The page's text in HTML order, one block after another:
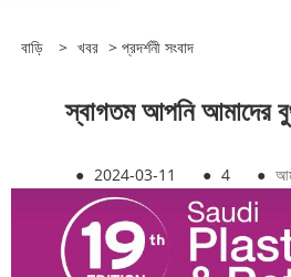
বাড়ি > খবর > প্রদর্শনী সংবাদ
স্বাগতম আপনি আমাদের
● 2024-03-11 ● 4 ●